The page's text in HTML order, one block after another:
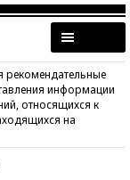
информации
относящихся к
на